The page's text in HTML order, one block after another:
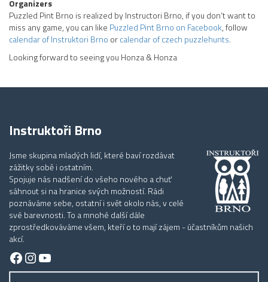
Organizers
Puzzled Pint Brno is realized by Instructori Brno, if you don’t want to
miss any game, you can like Puzzled Pint Brno on Facebook, follow
calendar of Instruktori Brno orcalendar of czech puzzlehunts.
Looking forward to seeing you Honza & Honza
Instruktoři Brno
Jsme skupina mladých lidí, které baví rozdávat
zážitky sobě i ostatním.
Spojuje nás nadšení do všeho nového a chuť
sáhnout si na hranice svých možností. Rádi
poznáváme sebe, ostatní i svět okolo nás, v celé
své barevnosti. To a mnohé další dále
zprostředkováváme všem, kteří o to mají zájem - účastníkům našich
akcí.
Facebook
Instagram
YouTube